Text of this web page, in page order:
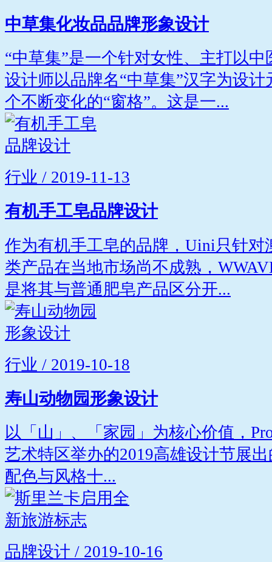
中草集化妆品品牌形象设计
“中草集”是一个针对女性、主打以
设计师以品牌名“中草集”汉字为设
个不断变化的“窗格”。这是一...
行业 / 2019-11-13
有机手工皂品牌设计
作为有机手工皂的品牌，Uini只针对
类产品在当地市场尚不成熟，
是将其与普通肥皂产品区分开...
行业 / 2019-10-18
寿山动物园形象设计
以「山」、「家园」为核心价值，
艺术特区举办的2019高雄设计节展
配色与风格十...
品牌设计 / 2019-10-16